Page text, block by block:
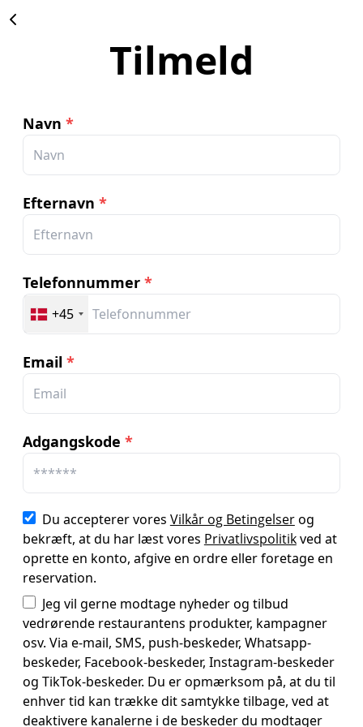
Tilmeld
Navn *
Efternavn *
Telefonnummer *
+45
Email *
Adgangskode *
Du accepterer vores Vilkår og Betingelserog
bekræft, at du har læst vores Privatlivspolitikved at
oprette en konto, afgive en ordre eller foretage en
reservation.
Jeg vil gerne modtage nyheder og tilbud
vedrørende restaurantens produkter, kampagner
osv. Via e-mail, SMS, push-beskeder, Whatsapp-
beskeder, Facebook-beskeder, Instagram-beskeder
og TikTok-beskeder. Du er opmærksom på, at du til
enhver tid kan trække dit samtykke tilbage, ved at
deaktivere kanalerne i de beskeder du modtager